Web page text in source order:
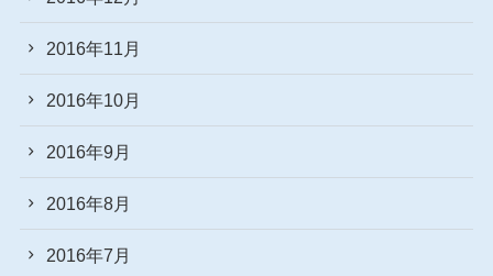
2016年11月
2016年10月
2016年9月
2016年8月
2016年7月